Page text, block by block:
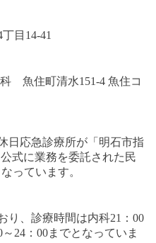
丁目 14-41
科 魚住町清水151-4 魚住コ
日応急診療所が「明石市指
式に業務を委託された民
っています。
り、診療時間は内科21 ： 00
～24 ： 00までとなっていま